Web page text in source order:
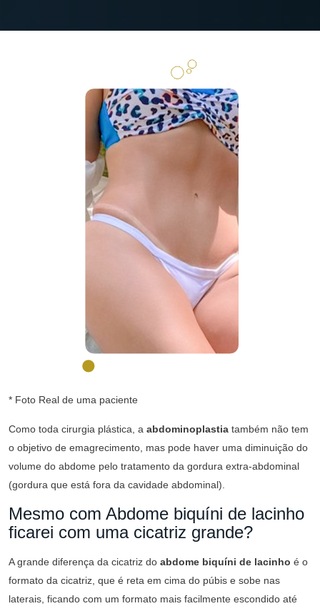
* Foto Real de uma paciente
Como toda cirurgia plástica, a abdominoplastia também não tem
o objetivo de emagrecimento, mas pode haver uma diminuição do
volume do abdome pelo tratamento da gordura extra-abdominal
(gordura que está fora da cavidade abdominal).
Mesmo com Abdome biquíni de lacinho
ficarei com uma cicatriz grande?
A grande diferença da cicatriz do abdome biquíni de lacinho é o
formato da cicatriz, que é reta em cima do púbis e sobe nas
laterais, ficando com um formato mais facilmente escondido até